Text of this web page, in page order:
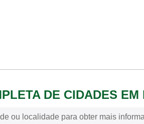
DE CIDADES
ou localidade para obter mais